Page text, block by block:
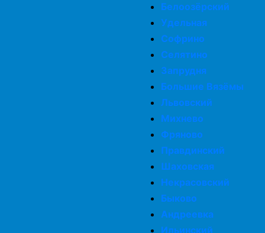
Белоозёрский
Удельная
Софрино
Селятино
Запрудня
Большие Вязёмы
Львовский
Михнево
Фряново
Правдинский
Шаховская
Некрасовский
Быково
Андреевка
Ильинский